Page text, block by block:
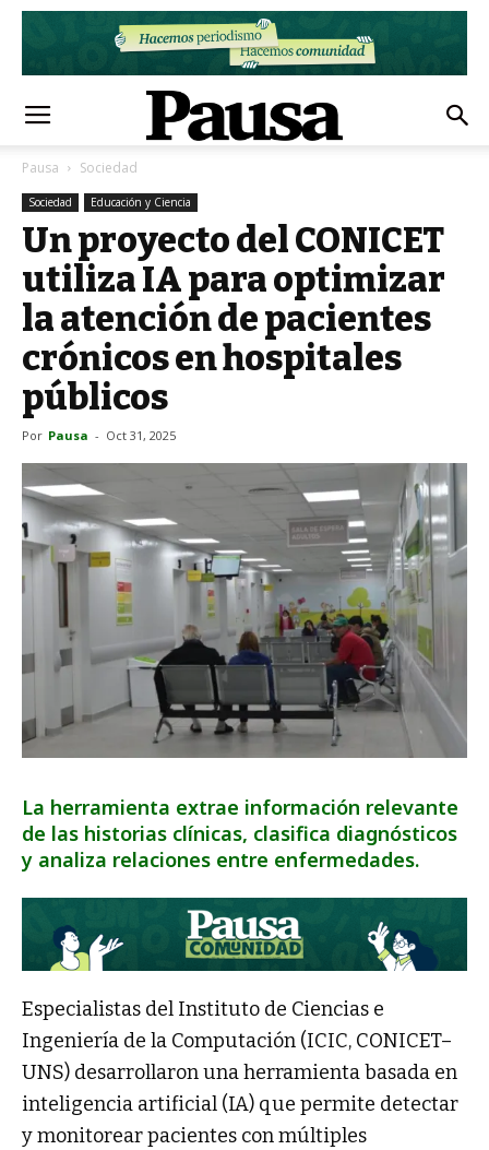
Pausa Sociedad
Sociedad Educación y Ciencia
Un proyecto del CONICET
utiliza IA para optimizar
la atención de pacientes
crónicos en hospitales
públicos
Por Pausa - Oct 31, 2025
La herramienta extrae información relevante
de las historias clínicas, clasifica diagnósticos
y analiza relaciones entre enfermedades.
Especialistas del Instituto de Ciencias e
Ingeniería de la Computación (ICIC, CONICET–
UNS) desarrollaron una herramienta basada en
inteligencia artificial (IA) que permite detectar
y monitorear pacientes con múltiples